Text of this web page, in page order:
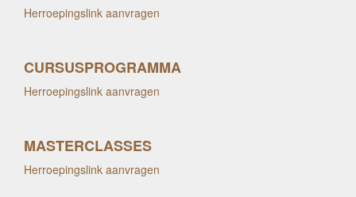
Herroepingslink aanvragen
CURSUSPROGRAMMA
Herroepingslink aanvragen
MASTERCLASSES
Herroepingslink aanvragen